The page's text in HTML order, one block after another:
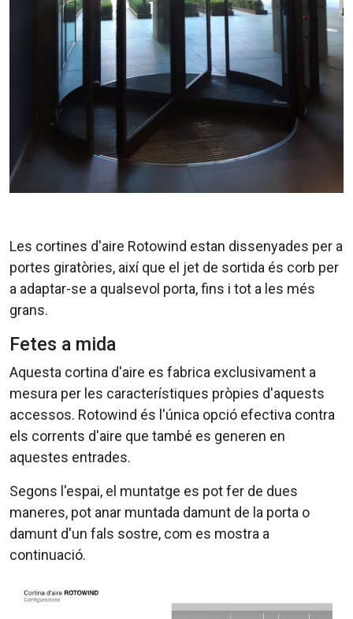
Les cortines d'aire Rotowind estan dissenyades per a
portes giratòries, així que el jet de sortida és corb per
a adaptar-se a qualsevol porta, fins i tot a les més
grans.
Fetes a mida
Aquesta cortina d'aire es fabrica exclusivament a
mesura per les característiques pròpies d'aquests
accessos. Rotowind és l'única opció efectiva contra
els corrents d'aire que també es generen en
aquestes entrades.
Segons l'espai, el muntatge es pot fer de dues
maneres, pot anar muntada damunt de la porta o
damunt d'un fals sostre, com es mostra a
continuació.